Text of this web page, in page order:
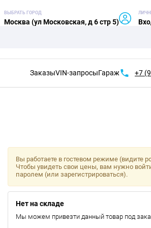
ВЫБРАТЬ ГОРОД
Москва (ул Московская, д 6 стр 5)
ЗаказыVIN-запросыГараж +7
Вы работаете в гостевом режиме (видите
Чтобы увидеть свои цены, вам нужно
паролем (или зарегистрироваться).
Нет на складе
Мы можем привезти данный товар под